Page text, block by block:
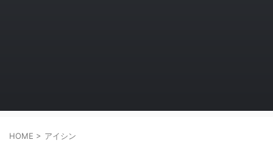
HOME > アイシン